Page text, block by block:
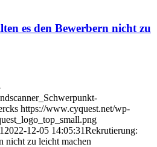
es den Bewerbern nicht zu
https://www.cyquest.net/wp-
2022-12-05 14:05:31Rekrutierung:
nicht zu leicht machen